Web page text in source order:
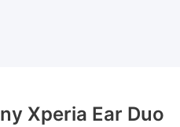
Xperia Ear Duo